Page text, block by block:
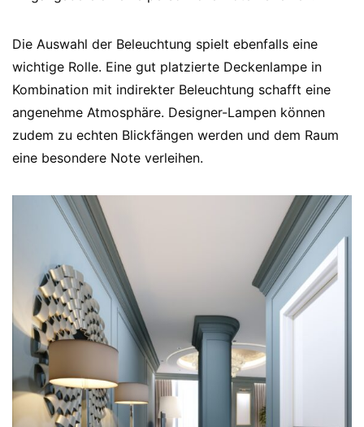
Die Auswahl der Beleuchtung spielt ebenfalls eine
wichtige Rolle. Eine gut platzierte Deckenlampe in
Kombination mit indirekter Beleuchtung schafft eine
angenehme Atmosphäre. Designer-Lampen können
zudem zu echten Blickfängen werden und dem Raum
eine besondere Note verleihen.